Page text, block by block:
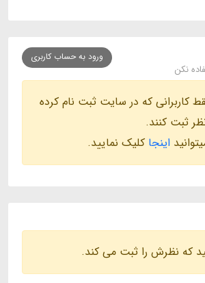
نکن
ورود به حساب کاربری
کاربرانی که در سایت ثبت نام کرده
ثبت کنند.
اینجا کلیک نمایید.
که نظرش را ثبت می کند.